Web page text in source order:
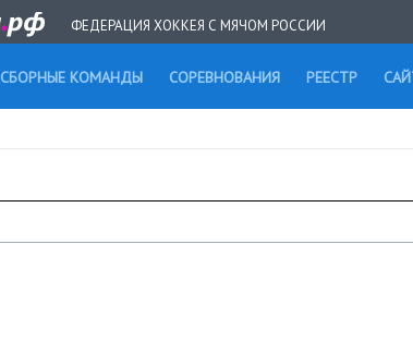
ФЕДЕРАЦИЯ ХОККЕЯ С МЯЧОМ РОССИИ
СБОРНЫЕ КОМАНДЫ СОРЕВНОВАНИЯ РЕЕСТР